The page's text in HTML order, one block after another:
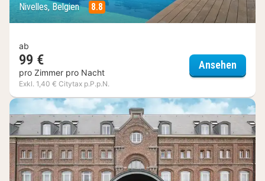
Nivelles, Belgien 8.8
ab
99 €
pro Zimmer pro Nacht
Exkl. 1,40 € Citytax p.P.p.N.
Ansehen